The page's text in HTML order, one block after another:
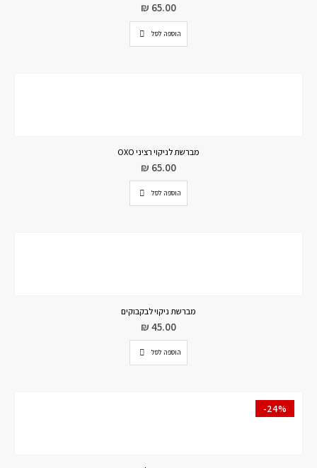
₪ 65.00
הוספה לסל
מברשת לניקוי רציני OXO
₪ 65.00
הוספה לסל
מברשת ניקוי לבקבוקים
₪ 45.00
הוספה לסל
-24%